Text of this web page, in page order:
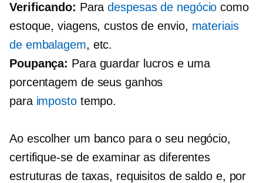
Verificando: Paradespesas de negócio como
estoque, viagens, custos de envio, materiais
de embalagem, etc.
Poupança: Para guardar lucros e uma
porcentagem de seus ganhos
para impostotempo.
Ao escolher um banco para o seu negócio,
certifique-se de examinar as diferentes
estruturas de taxas, requisitos de saldo e, por